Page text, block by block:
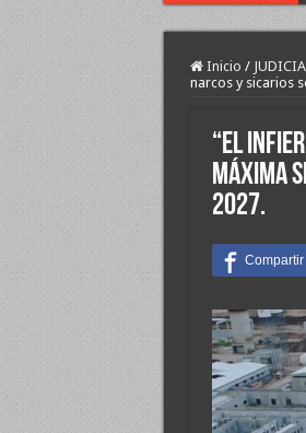
Inicio /
narcos y sicarios
“El
máxima
2027.